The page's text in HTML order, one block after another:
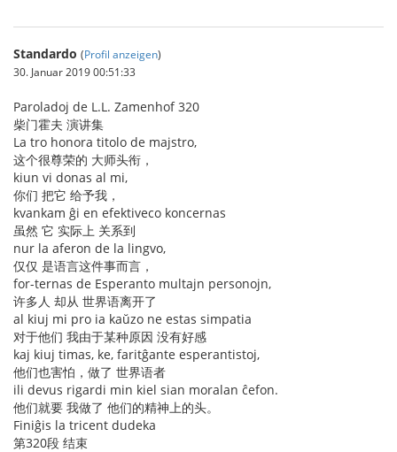
Standardo (Profil anzeigen)
30. Januar 2019 00:51:33
Paroladoj de L.L. Zamenhof 320
柴门霍夫 演讲集
La tro honora titolo de majstro,
这个很尊荣的 大师头衔，
kiun vi donas al mi,
你们 把它 给予我，
kvankam ĝi en efektiveco koncernas
虽然 它 实际上 关系到
nur la aferon de la lingvo,
仅仅 是语言这件事而言，
for-ternas de Esperanto multajn personojn,
许多人 却从 世界语离开了
al kiuj mi pro ia kaŭzo ne estas simpatia
对于他们 我由于某种原因 没有好感
kaj kiuj timas, ke, faritĝante esperantistoj,
他们也害怕，做了 世界语者
ili devus rigardi min kiel sian moralan ĉefon.
他们就要 我做了 他们的精神上的头。
Finiĝis la tricent dudeka
第320段 结束